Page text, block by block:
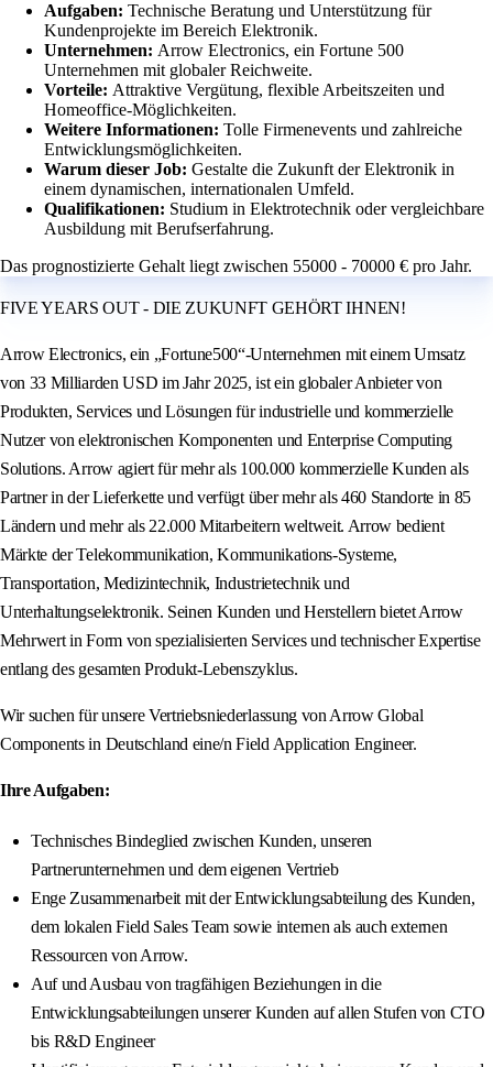
Aufgaben: Technische Beratung und Unterstützung für
Kundenprojekte im Bereich Elektronik.
Unternehmen: Arrow Electronics, ein Fortune 500
Unternehmen mit globaler Reichweite.
Vorteile: Attraktive Vergütung, flexible Arbeitszeiten und
Homeoffice-Möglichkeiten.
Weitere Informationen: Tolle Firmenevents und zahlreiche
Entwicklungsmöglichkeiten.
Warum dieser Job: Gestalte die Zukunft der Elektronik in
einem dynamischen, internationalen Umfeld.
Qualifikationen: Studium in Elektrotechnik oder vergleichbare
Ausbildung mit Berufserfahrung.
Das prognostizierte Gehalt liegt zwischen 55000 - 70000 € pro Jahr.
FIVE YEARS OUT - DIE ZUKUNFT GEHÖRT IHNEN!
Arrow Electronics, ein „Fortune500“-Unternehmen mit einem Umsatz
von 33 Milliarden USD im Jahr 2025, ist ein globaler Anbieter von
Produkten, Services und Lösungen für industrielle und kommerzielle
Nutzer von elektronischen Komponenten und Enterprise Computing
Solutions. Arrow agiert für mehr als 100.000 kommerzielle Kunden als
Partner in der Lieferkette und verfügt über mehr als 460 Standorte in 85
Ländern und mehr als 22.000 Mitarbeitern weltweit. Arrow bedient
Märkte der Telekommunikation, Kommunikations-Systeme,
Transportation, Medizintechnik, Industrietechnik und
Unterhaltungselektronik. Seinen Kunden und Herstellern bietet Arrow
Mehrwert in Form von spezialisierten Services und technischer Expertise
entlang des gesamten Produkt-Lebenszyklus.
Wir suchen für unsere Vertriebsniederlassung von Arrow Global
Components in Deutschland eine/n Field Application Engineer.
Ihre Aufgaben:
Technisches Bindeglied zwischen Kunden, unseren
Partnerunternehmen und dem eigenen Vertrieb
Enge Zusammenarbeit mit der Entwicklungsabteilung des Kunden,
dem lokalen Field Sales Team sowie internen als auch externen
Ressourcen von Arrow.
Auf und Ausbau von tragfähigen Beziehungen in die
Entwicklungsabteilungen unserer Kunden auf allen Stufen von CTO
bis R&D Engineer